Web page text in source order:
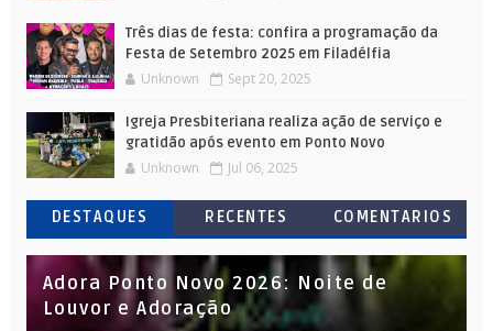
Três dias de festa: confira a programação da
Festa de Setembro 2025 em Filadélfia
Unknown Sept 20, 2025
Igreja Presbiteriana realiza ação de serviço e
gratidão após evento em Ponto Novo
Unknown Jul 06, 2025
DESTAQUES RECENTES COMENTARIOS
Adora Ponto Novo 2026: Noite de
Louvor e Adoração